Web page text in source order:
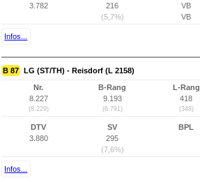
3.782
216
(5,7%)
VB
VB
Infos...
B 87 LG (ST/TH) - Reisdorf (L 2158)
Nr.
8.227
(8.229)
B-Rang
9.193
(6.791)
L-Rang
418
(348)
DTV
3.880
SV
295
(7,6%)
BPL
Infos...